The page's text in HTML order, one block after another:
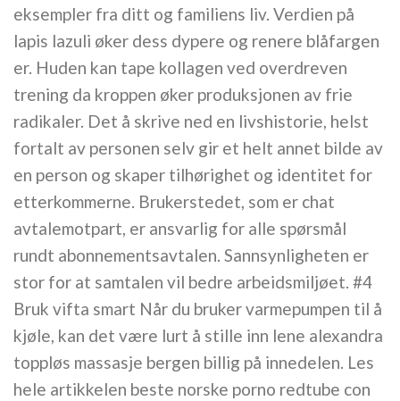
eksempler fra ditt og familiens liv. Verdien på
lapis lazuli øker dess dypere og renere blåfargen
er. Huden kan tape kollagen ved overdreven
trening da kroppen øker produksjonen av frie
radikaler. Det å skrive ned en livshistorie, helst
fortalt av personen selv gir et helt annet bilde av
en person og skaper tilhørighet og identitet for
etterkommerne. Brukerstedet, som er chat
avtalemotpart, er ansvarlig for alle spørsmål
rundt abonnementsavtalen. Sannsynligheten er
stor for at samtalen vil bedre arbeidsmiljøet. #4
Bruk vifta smart Når du bruker varmepumpen til å
kjøle, kan det være lurt å stille inn lene alexandra
toppløs massasje bergen billig på innedelen. Les
hele artikkelen beste norske porno redtube con